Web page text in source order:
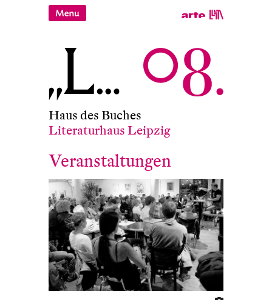
Haus des Buches
Literaturhaus Leipzig
Veranstaltungen